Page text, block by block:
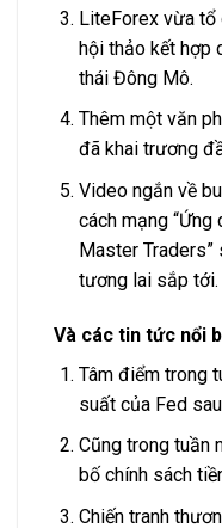
LiteForex vừa tổ
hội thảo kết hợp
thái Đông Mô.
Thêm một văn
đã khai trương
Video ngắn về
cách mạng “Ứng
Master Traders”
tương lai sắp tới.
Và các tin tức nổi
Tâm điểm trong
suất của Fed
Cũng trong tuần
bố chính sách
Chiến tranh